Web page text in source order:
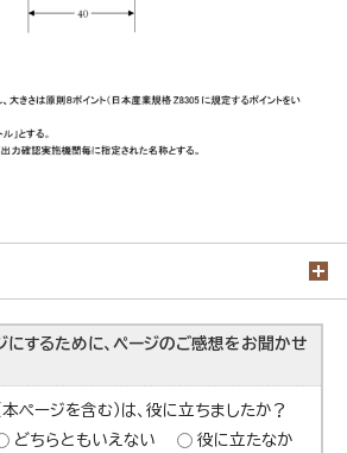
にするために、ページのご感想をお聞かせ
ページを含む）は、役に立ちましたか？
どちらともいえない
役に立たなか